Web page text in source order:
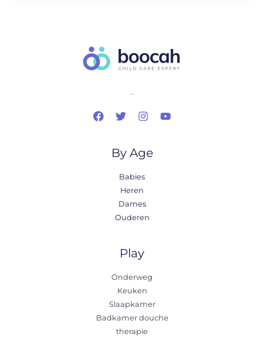
..
By Age
Babies
Heren
Dames
Ouderen
Play
Onderweg
Keuken
Slaapkamer
Badkamer douche
therapie